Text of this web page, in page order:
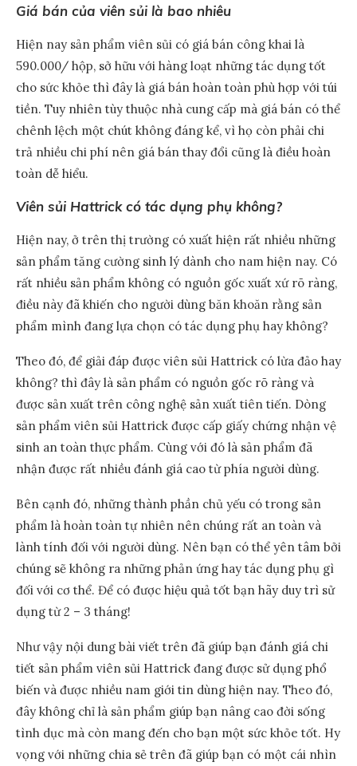
Giá bán của viên sủi là bao nhiêu
Hiện nay sản phẩm viên sủi có giá bán công khai là
590.000/ hộp, sở hữu với hàng loạt những tác dụng tốt
cho sức khỏe thì đây là giá bán hoàn toàn phù hợp với túi
tiền. Tuy nhiên tùy thuộc nhà cung cấp mà giá bán có thể
chênh lệch một chút không đáng kể, vì họ còn phải chi
trả nhiều chi phí nên giá bán thay đổi cũng là điều hoàn
toàn dễ hiểu.
Viên sủi Hattrick có tác dụng phụ không?
Hiện nay, ở trên thị trường có xuất hiện rất nhiều những
sản phẩm tăng cường sinh lý dành cho nam hiện nay. Có
rất nhiều sản phẩm không có nguồn gốc xuất xứ rõ ràng,
điều này đã khiến cho người dùng băn khoăn rằng sản
phẩm mình đang lựa chọn có tác dụng phụ hay không?
Theo đó, để giải đáp được viên sủi Hattrick có lừa đảo hay
không? thì đây là sản phẩm có nguồn gốc rõ ràng và
được sản xuất trên công nghệ sản xuất tiên tiến. Dòng
sản phẩm viên sủi Hattrick được cấp giấy chứng nhận vệ
sinh an toàn thực phẩm. Cùng với đó là sản phẩm đã
nhận được rất nhiều đánh giá cao từ phía người dùng.
Bên cạnh đó, những thành phần chủ yếu có trong sản
phẩm là hoàn toàn tự nhiên nên chúng rất an toàn và
lành tính đối với người dùng. Nên bạn có thể yên tâm bởi
chúng sẽ không ra những phản ứng hay tác dụng phụ gì
đối với cơ thể. Để có được hiệu quả tốt bạn hãy duy trì sử
dụng từ 2 – 3 tháng!
Như vậy nội dung bài viết trên đã giúp bạn đánh giá chi
tiết sản phẩm viên sủi Hattrick đang được sử dụng phổ
biến và được nhiều nam giới tin dùng hiện nay. Theo đó,
đây không chỉ là sản phẩm giúp bạn nâng cao đời sống
tình dục mà còn mang đến cho bạn một sức khỏe tốt. Hy
vọng với những chia sẻ trên đã giúp bạn có một cái nhìn